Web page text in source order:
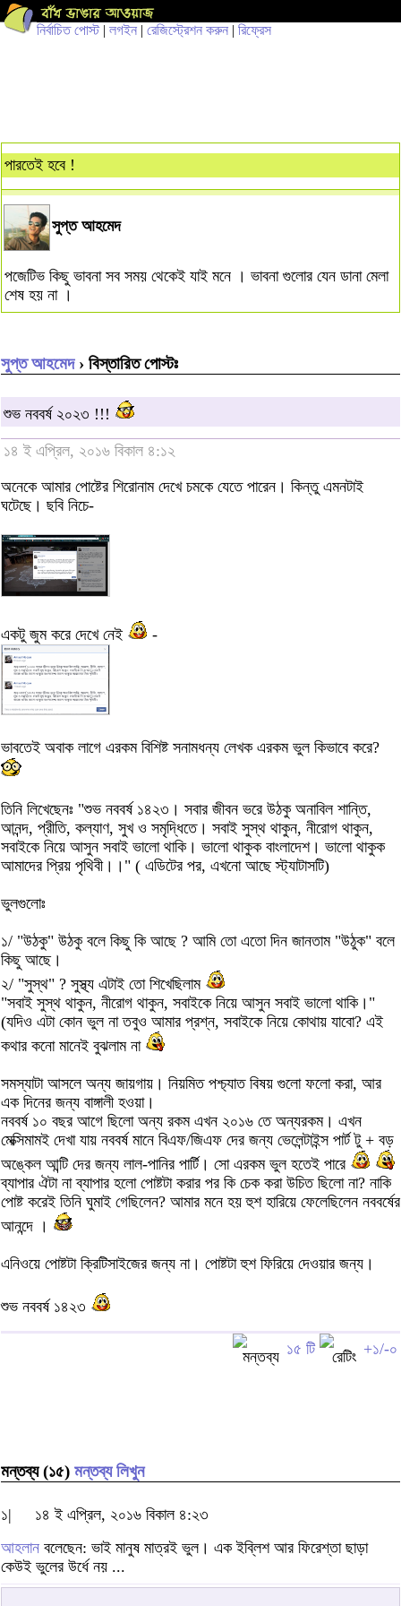
নির্বাচিত পোস্ট| লগইন | রেজিস্ট্রেশন করুন | রিফ্রেস
পারতেই হবে !
সুপ্ত আহমেদ
পজেটিভ কিছু ভাবনা সব সময় থেকেই যাই মনে । ভাবনা গুলোর যেন ডানা মেলা
শেষ হয় না ।
সুপ্ত আহমেদ› বিস্তারিত পোস্টঃ
শুভ নববর্ষ ২০২৩ !!!
১৪ ই এপ্রিল, ২০১৬ বিকাল ৪:১২
অনেকে আমার পোষ্টের শিরোনাম দেখে চমকে যেতে পারেন। কিন্তু এমনটাই
ঘটেছে। ছবি নিচে-
একটু জুম করে দেখে নেই -
ভাবতেই অবাক লাগে এরকম বিশিষ্ট সনামধন্য লেখক এরকম ভুল কিভাবে করে?
তিনি লিখেছেনঃ "শুভ নববর্ষ ১৪২৩। সবার জীবন ভরে উঠকু অনাবিল শান্তি,
আনন্দ, প্রীতি, কল্যাণ, সুখ ও সমৃদ্ধিতে। সবাই সুস্থ থাকুন, নীরোগ থাকুন,
সবাইকে নিয়ে আসুন সবাই ভালো থাকি। ভালো থাকুক বাংলাদেশ। ভালো থাকুক
আমাদের প্রিয় পৃথিবী।।" ( এডিটের পর, এখনো আছে স্ট্যাটাসটি)
ভুলগুলোঃ
১/ "উঠকু" উঠকু বলে কিছু কি আছে ? আমি তো এতো দিন জানতাম "উঠুক" বলে
কিছু আছে।
২/ "সুস্থ" ? সুস্থ্য এটাই তো শিখেছিলাম
"সবাই সুস্থ থাকুন, নীরোগ থাকুন, সবাইকে নিয়ে আসুন সবাই ভালো থাকি।"
(যদিও এটা কোন ভুল না তবুও আমার প্রশ্ন, সবাইকে নিয়ে কোথায় যাবো? এই
কথার কনো মানেই বুঝলাম না
সমস্যাটা আসলে অন্য জায়গায়। নিয়মিত পশ্চ্যাত বিষয় গুলো ফলো করা, আর
এক দিনের জন্য বাঙ্গালী হওয়া।
নববর্ষ ১০ বছর আগে ছিলো অন্য রকম এখন ২০১৬ তে অন্যরকম। এখন
মেক্সিমামই দেখা যায় নববর্ষ মানে বিএফ/জিএফ দের জন্য ভেলেন্টাইন্স পার্ট টু + বড়
অঙ্কেল আন্টি দের জন্য লাল-পানির পার্টি। সো এরকম ভুল হতেই পারে
ব্যাপার ঐটা না ব্যাপার হলো পোষ্টটা করার পর কি চেক করা উচিত ছিলো না? নাকি
পোষ্ট করেই তিনি ঘুমাই গেছিলেন? আমার মনে হয় হুশ হারিয়ে ফেলেছিলেন নববর্ষের
আনন্দে ।
এনিওয়ে পোষ্টটা ক্রিটিসাইজের জন্য না। পোষ্টটা হুশ ফিরিয়ে দেওয়ার জন্য।
শুভ নববর্ষ ১৪২৩
১৫ টি +১/-০
মন্তব্য (১৫) মন্তব্য লিখুন
১|
১৪ ই এপ্রিল, ২০১৬ বিকাল ৪:২৩
আহলান বলেছেন: ভাই মানুষ মাত্রই ভুল। এক ইব্লিশ আর ফিরেশ্তা ছাড়া
কেউই ভুলের উর্ধে নয় ...